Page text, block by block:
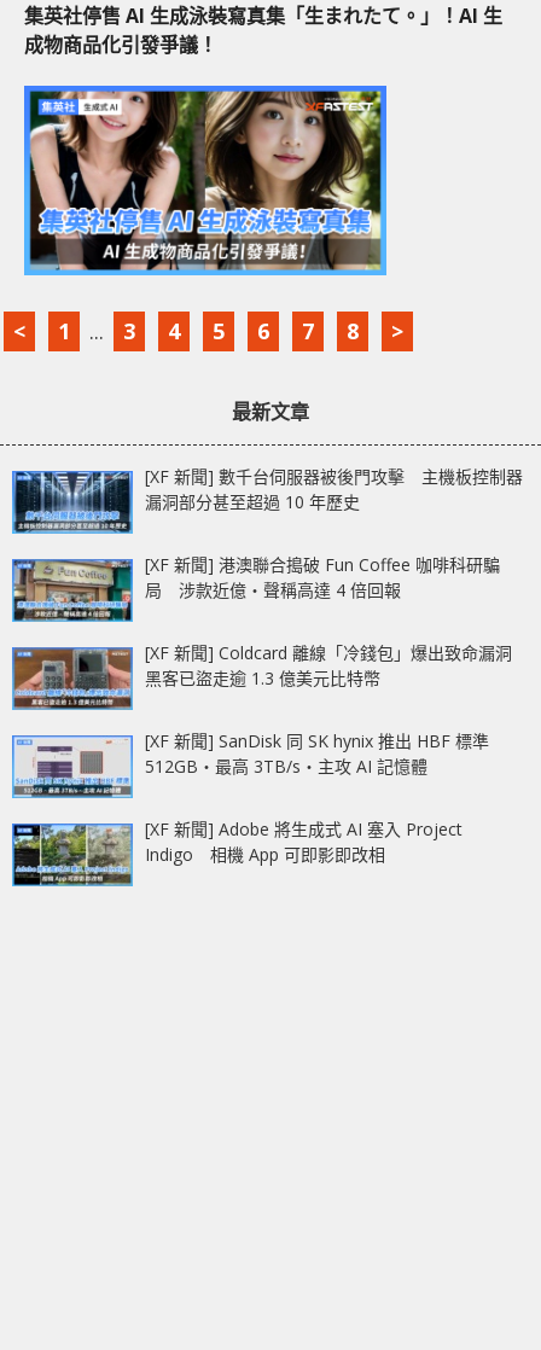
集英社停售 AI 生成泳裝寫真集「生まれたて。」！AI 生
成物商品化引發爭議！
< 1 ... 3 4 5 6 7 8 >
最新文章
[XF 新聞] 數千台伺服器被後門攻擊 主機板控制器
漏洞部分甚至超過 10 年歷史
[XF 新聞] 港澳聯合搗破 Fun Coffee 咖啡科研騙
局 涉款近億‧聲稱高達 4 倍回報
[XF 新聞] Coldcard 離線「冷錢包」爆出致命漏洞
黑客已盜走逾 1.3 億美元比特幣
[XF 新聞] SanDisk 同 SK hynix 推出 HBF 標準
512GB‧最高 3TB/s‧主攻 AI 記憶體
[XF 新聞] Adobe 將生成式 AI 塞入 Project
Indigo 相機 App 可即影即改相